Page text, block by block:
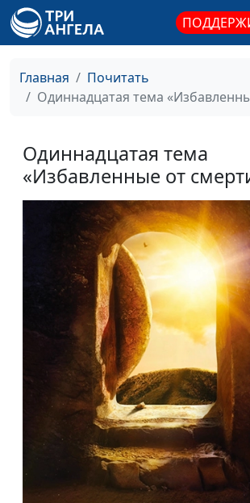
Главная
Почитать
Одиннадцатая тема
Одиннадцатая тема
«Избавленные от